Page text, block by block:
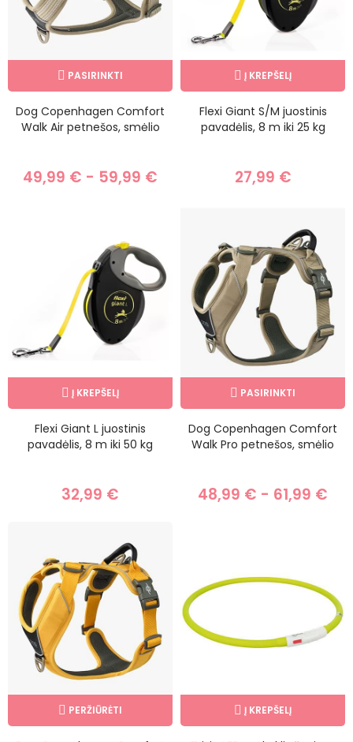
PASIRINKTI
Dog Copenhagen Comfort
Walk Air petnešos, smėlio
49,99 € - 59,99 €
Į KREPŠELĮ
Flexi Giant S/M juostinis
pavadėlis, 8 m iki 25 kg
27,99 €
Į KREPŠELĮ
Flexi Giant L juostinis
pavadėlis, 8 m iki 50 kg
32,99 €
PASIRINKTI
Dog Copenhagen Comfort
Walk Pro petnešos, smėlio
48,99 € - 61,99 €
PERŽIŪRĖTI Į KREPŠELĮ